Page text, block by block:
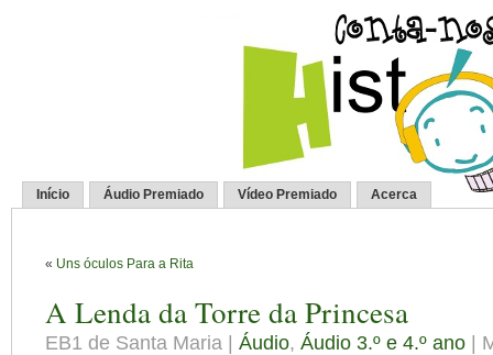
Início Áudio Premiado Vídeo Premiado Acerca
« Uns óculos Para a Rita
A Lenda da Torre da Princesa
EB1 de Santa Maria | Áudio, Áudio 3.º e 4.º ano |